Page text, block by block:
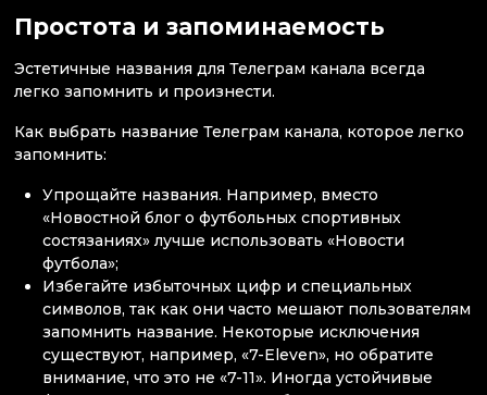
Простота и запоминаемость
Эстетичные названия для Телеграм канала всегда
легко запомнить и произнести.
Как выбрать название Телеграм канала, которое легко
запомнить:
Упрощайте названия. Например, вместо
«Новостной блог о футбольных спортивных
состязаниях» лучше использовать «Новости
футбола»;
Избегайте избыточных цифр и специальных
символов, так как они часто мешают пользователям
запомнить название. Некоторые исключения
существуют, например, «7-Eleven», но обратите
внимание, что это не «7-11». Иногда устойчивые